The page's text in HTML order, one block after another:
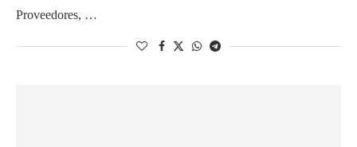
Proveedores, …